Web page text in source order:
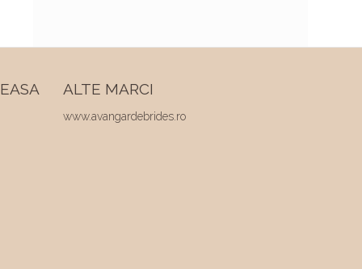
ALTE MARCI
www.avangardebrides.ro